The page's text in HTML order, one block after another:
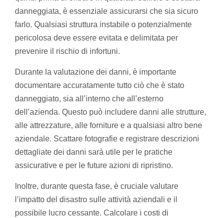
danneggiata, è essenziale assicurarsi che sia sicuro
farlo. Qualsiasi struttura instabile o potenzialmente
pericolosa deve essere evitata e delimitata per
prevenire il rischio di infortuni.
Durante la valutazione dei danni, è importante
documentare accuratamente tutto ciò che è stato
danneggiato, sia all’interno che all’esterno
dell’azienda. Questo può includere danni alle strutture,
alle attrezzature, alle forniture e a qualsiasi altro bene
aziendale. Scattare fotografie e registrare descrizioni
dettagliate dei danni sarà utile per le pratiche
assicurative e per le future azioni di ripristino.
Inoltre, durante questa fase, è cruciale valutare
l’impatto del disastro sulle attività aziendali e il
possibile lucro cessante. Calcolare i costi di